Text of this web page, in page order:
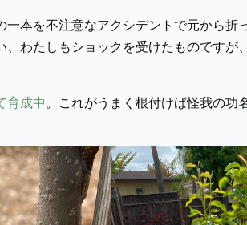
一本を不注意なアクシデントで元から折
、わたしもショックを受けたものですが
育成中。これがうまく根付けば怪我の功